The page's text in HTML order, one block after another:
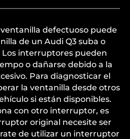
defectuoso puede
de un Audi Q3 suba o
interruptores pueden
o dañarse debido a la
Para diagnosticar el
la ventanilla desde otros
si están disponibles.
con otro interruptor, es
original necesite ser
de utilizar un interruptor